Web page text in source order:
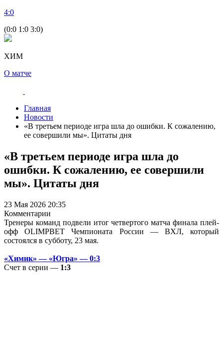
4:0
(0:0 1:0 3:0)
ХИМ
О матче
Главная
Новости
«В третьем периоде игра шла до ошибки. К сожалению,
ее совершили мы». Цитаты дня
«В третьем периоде игра шла до
ошибки. К сожалению, ее совершили
мы». Цитаты дня
23 Мая 2026 20:35
Комментарии
Тренеры команд подвели итог четвертого матча финала плей-
офф OLIMPBET Чемпионата России — ВХЛ, который
состоялся в субботу, 23 мая.
«Химик» — «Югра» — 0:3
Счет в серии — 1:3